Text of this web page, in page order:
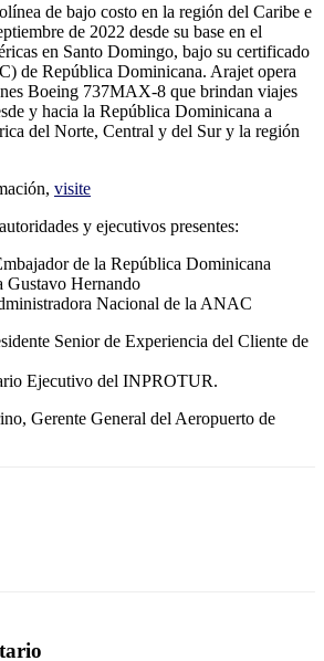
de bajo costo en la región del Caribe e
de 2022 desde su base en el
en Santo Domingo, bajo su certificado
de República Dominicana. Arajet opera
Boeing 737MAX-8 que brindan viajes
y hacia la República Dominicana a
del Norte, Central y del Sur y la región
visite
y ejecutivos presentes:
de la República Dominicana
Gustavo Hernando
Nacional de la ANAC
Senior de Experiencia del Cliente de
Ejecutivo del INPROTUR.
Gerente General del Aeropuerto de